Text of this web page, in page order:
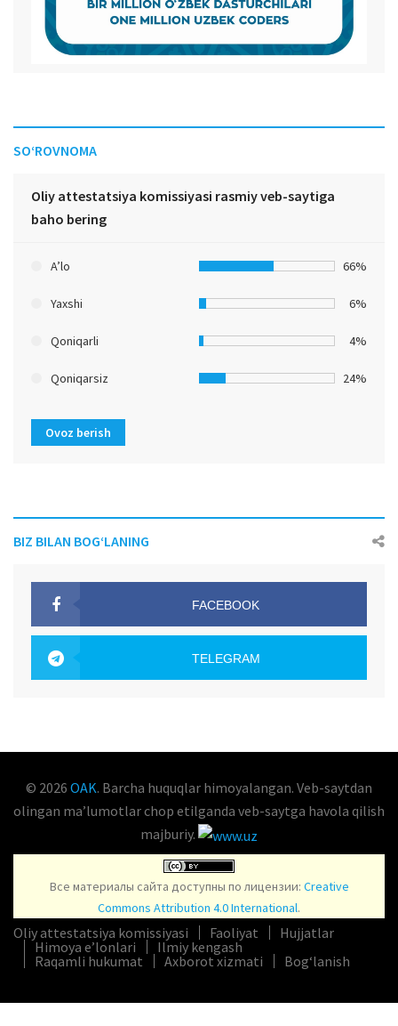
SO‘ROVNOMA
Oliy attestatsiya komissiyasi rasmiy veb-saytiga
baho bering
A’lo 66%
Yaxshi 6%
Qoniqarli 4%
Qoniqarsiz 24%
Ovoz berish
BIZ BILAN BOG‘LANING
FACEBOOK
TELEGRAM
© 2026 OAK. Barcha huquqlar himoyalangan. Veb-saytdan
olingan maʼlumotlar chop etilganda veb-saytga havola qilish
majburiy.
Все материалы сайта доступны по лицензии: Creative
Commons Attribution 4.0 International.
Oliy attestatsiya komissiyasi Faoliyat
Hujjatlar
Himoya e’lonlari
Ilmiy kengash
Raqamli hukumat
Axborot xizmati Bog‘lanish